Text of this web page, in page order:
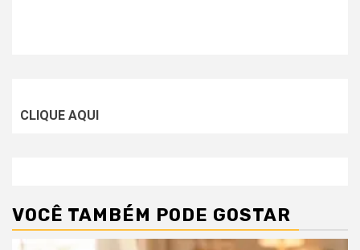
CLIQUE AQUI
VOCÊ TAMBÉM PODE GOSTAR